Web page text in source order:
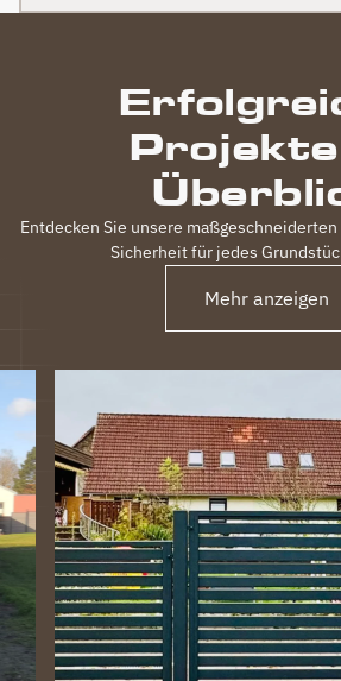
Projekte
Entdecken Sie unsere maßgeschneiderten
Sicherheit für jedes
Mehr anzeigen